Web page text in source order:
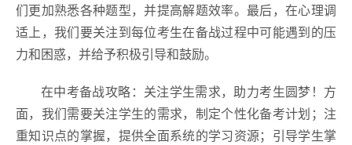
们更加熟悉各种题型，并提高解题效率。最后，在心理调
适上，我们要关注到每位考生在备战过程中可能遇到的压
力和困惑，并给予积极引导和鼓励。
在中考备战攻略：关注学生需求，助力考生圆梦！方
面，我们需要关注学生的需求，制定个性化备考计划；注
重知识点的掌握，提供全面系统的学习资源；引导学生掌